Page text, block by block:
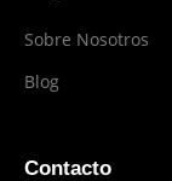
Sobre Nosotros
Blog
Contacto